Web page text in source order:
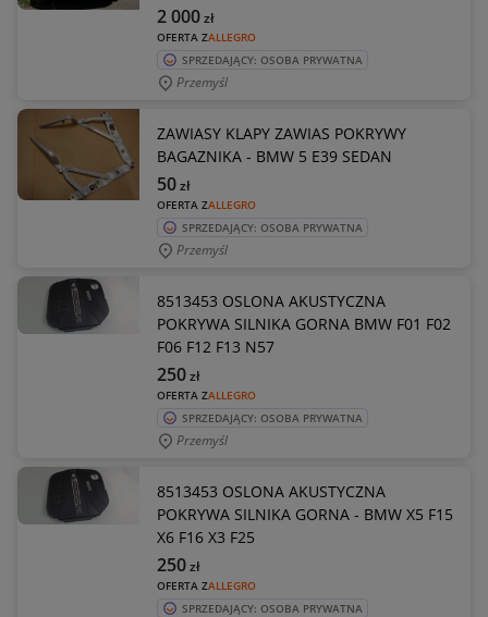
OFERTA ZALLEGRO
2 000zł
SPRZEDAJĄCY: OSOBA PRYWATNA
Przemyśl
ZAWIASY KLAPY ZAWIAS POKRYWY
BAGAZNIKA - BMW 5 E39 SEDAN
OFERTA ZALLEGRO
50zł
SPRZEDAJĄCY: OSOBA PRYWATNA
Przemyśl
8513453 OSLONA AKUSTYCZNA
POKRYWA SILNIKA GORNA BMW F01 F02
F06 F12 F13 N57
OFERTA ZALLEGRO
250zł
SPRZEDAJĄCY: OSOBA PRYWATNA
Przemyśl
8513453 OSLONA AKUSTYCZNA
POKRYWA SILNIKA GORNA - BMW X5 F15
X6 F16 X3 F25
OFERTA ZALLEGRO
250zł
SPRZEDAJĄCY: OSOBA PRYWATNA